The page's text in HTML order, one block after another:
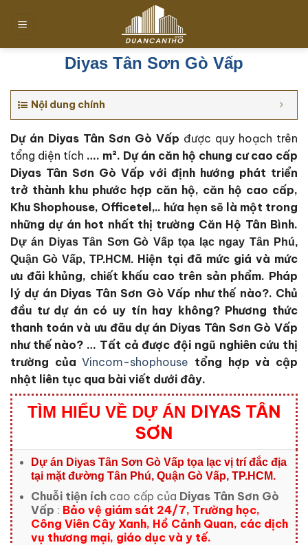
đến
Diyas Tân Sơn Gò Vấp
Nội dung chính
Dự án Diyas Tân Sơn Gò Vấp được quy hoạch trên
tổng diện tích …. m². Dự án căn hộ chung cư cao cấp
Diyas Tân Sơn Gò Vấp với định hướng phát triển
trở thành khu phước hợp căn hộ, căn hộ cao cấp,
Khu Shophouse, Officetel,.. hứa hẹn sẽ là một trong
những dự án hot nhất thị trường Căn Hộ Tân Bình.
Dự án Diyas Tân Sơn Gò Vấp tọa lạc ngay Tân Phú,
Quận Gò Vấp, TP.HCM. Hiện tại đã mức giá và mức
ưu đãi khủng, chiết khấu cao trên sản phẩm. Pháp
lý dự án Diyas Tân Sơn Gò Vấp như thế nào?. Chủ
đầu tư dự án có uy tín hay không? Phương thức
thanh toán và ưu đãu dự án Diyas Tân Sơn Gò Vấp
như thế nào? … Tất cả được đội ngũ nghiên cứu thị
trường củaVincom-shophouse tổng hợp và cập
nhật liên tục qua bài viết dưới đây.
TÌM HIỂU VỀ DỰ ÁN DIYAS TÂN
SƠN
Dự án Diyas Tân Sơn Gò Vấp tọa lạc vị trí đắc địa
tại mặt đường Tân Phú, Quận Gò Vấp, TP.HCM.
Chuỗi tiện íchcao cấp của Diyas Tân Sơn Gò
Vấp : Bảo vệ giám sát 24/7, Trường học,
Công Viên Cây Xanh, Hồ Cảnh Quan, các dịch
vụ thương mại, giáo dục và y tế.